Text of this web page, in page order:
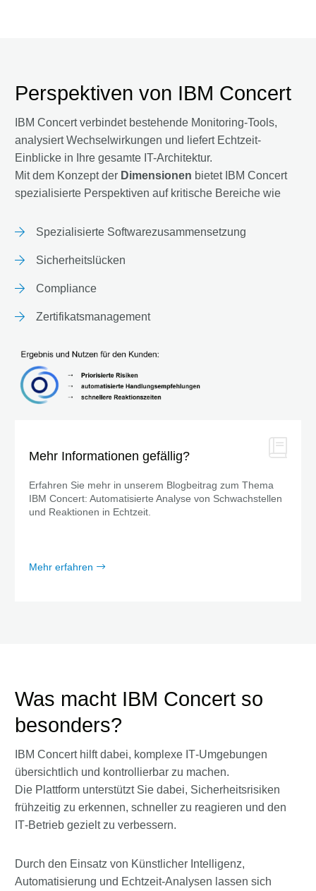
Perspektiven von IBM Concert
IBM Concert verbindet bestehende Monitoring-Tools,
analysiert Wechselwirkungen und liefert Echtzeit-
Einblicke in Ihre gesamte IT-Architektur.
Mit dem Konzept der Dimensionen bietet IBM Concert
spezialisierte Perspektiven auf kritische Bereiche wie
Spezialisierte Softwarezusammensetzung
Sicherheitslücken
Compliance
Zertifikatsmanagement
Mehr Informationen gefällig?
Erfahren Sie mehr in unserem Blogbeitrag zum Thema
IBM Concert: Automatisierte Analyse von Schwachstellen
und Reaktionen in Echtzeit.
Mehr erfahren
Was macht IBM Concert so
besonders?
IBM Concert hilft dabei, komplexe IT‑Umgebungen
übersichtlich und kontrollierbar zu machen.
Die Plattform unterstützt Sie dabei, Sicherheitsrisiken
frühzeitig zu erkennen, schneller zu reagieren und den
IT‑Betrieb gezielt zu verbessern.
Durch den Einsatz von Künstlicher Intelligenz,
Automatisierung und Echtzeit‑Analysen lassen sich